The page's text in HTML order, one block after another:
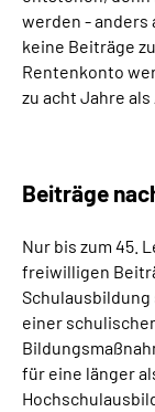
werden - anders
keine Beiträge
Rentenkonto
zu acht Jahre
Beiträge
Nur bis zum 45.
freiwilligen
einer
für eine länger